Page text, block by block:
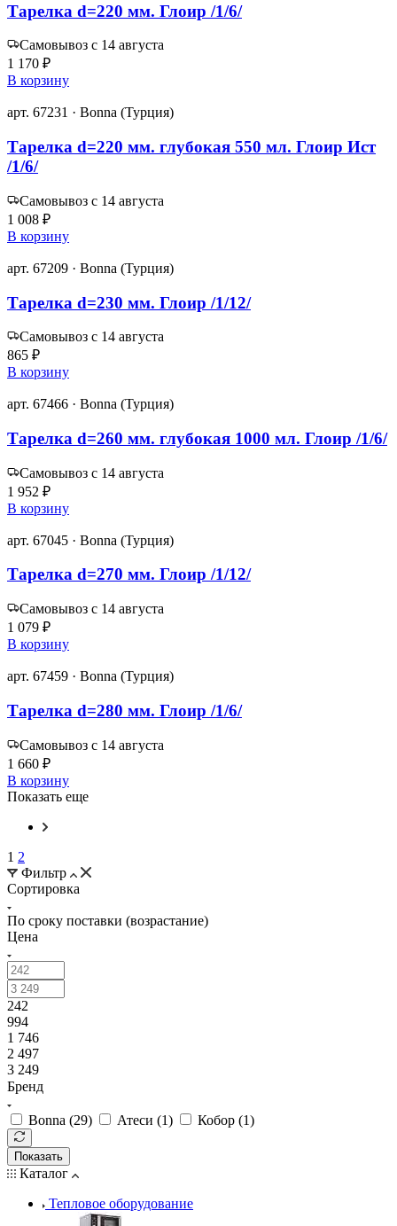
Тарелка d=220 мм. Глоир /1/6/
Самовывоз с 14 августа
1 170 ₽
В корзину
арт. 67231 · Bonna (Турция)
Тарелка d=220 мм. глубокая 550 мл. Глоир Ист
/1/6/
Самовывоз с 14 августа
1 008 ₽
В корзину
арт. 67209 · Bonna (Турция)
Тарелка d=230 мм. Глоир /1/12/
Самовывоз с 14 августа
865 ₽
В корзину
арт. 67466 · Bonna (Турция)
Тарелка d=260 мм. глубокая 1000 мл. Глоир /1/6/
Самовывоз с 14 августа
1 952 ₽
В корзину
арт. 67045 · Bonna (Турция)
Тарелка d=270 мм. Глоир /1/12/
Самовывоз с 14 августа
1 079 ₽
В корзину
арт. 67459 · Bonna (Турция)
Тарелка d=280 мм. Глоир /1/6/
Самовывоз с 14 августа
1 660 ₽
В корзину
Показать еще
1 2
Фильтр
Сортировка
По сроку поставки (возрастание)
Цена
242
994
1 746
2 497
3 249
Бренд
Bonna (29) Атеси (1) Кобор (1)
Показать
Каталог
Тепловое оборудование